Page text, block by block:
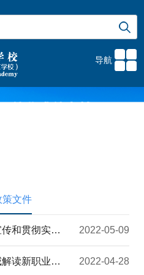
导航
策文件
教育部发布《关于学习宣传和贯彻实施新修订的职业教育法的通知》（附新职教法全文） 2022-05-09
十个关键词！教育部权威解读新职业教育法 2022-04-28